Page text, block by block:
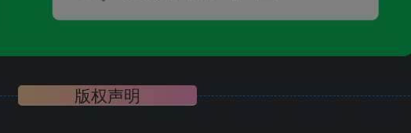
版权声明